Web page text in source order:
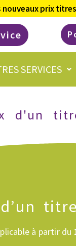
nouveaux prix
SERVICES
d'un
à partir du